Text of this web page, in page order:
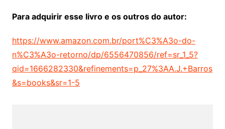
Para adquirir esse livro e os outros do autor:
https://www.amazon.com.br/port%C3%A3o-do-
n%C3%A3o-retorno/dp/6556470856/ref=sr_1_5?
qid=1666282330&refinements=p_27%3AA.J.+Barros
&s=books&sr=1-5